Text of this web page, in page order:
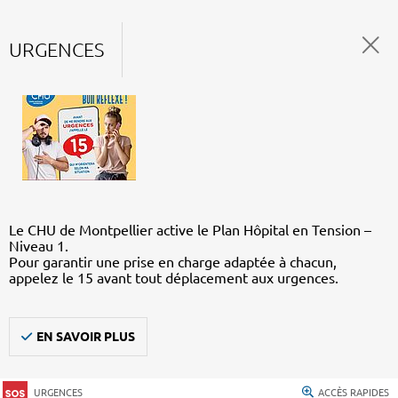
URGENCES
Le CHU de Montpellier active le Plan Hôpital en Tension –
Niveau 1.
Pour garantir une prise en charge adaptée à chacun,
appelez le 15 avant tout déplacement aux urgences.
EN SAVOIR PLUS
URGENCES ACCÈS RAPIDES